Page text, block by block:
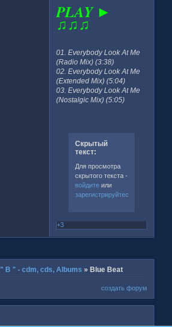
PLAY ►
♫♫♫
01. Everybody Look At Me
(Radio Mix) (3:38)
02. Everybody Look At Me
(Extended Mix) (5:04)
03. Everybody Look At Me
(Nostalgic Mix) (5:05)
Скрытый
текст:
Для просмотра
скрытого текста -
войдитеили
зарегистрируйтесь
+3
" B " - cdm, cds, Albums »Blue Beat
создать форум